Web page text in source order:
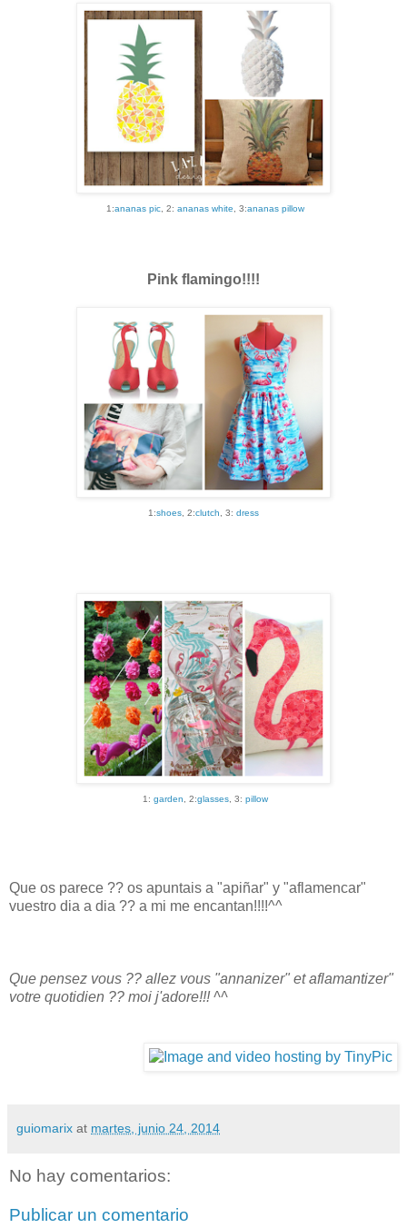
1:ananas pic, 2: ananas white , 3:ananas pillow
Pink flamingo!!!!
1:shoes , 2:clutch , 3: dress
1: garden , 2:glasses, 3: pillow
Que os parece ?? os apuntais a "apiñar" y "aflamencar"
vuestro dia a dia ?? a mi me encantan!!!!^^
Que pensez vous ?? allez vous "annanizer" et aflamantizer"
votre quotidien ?? moi j'adore!!! ^^
guiomarix at martes, junio 24, 2014
No hay comentarios:
Publicar un comentario